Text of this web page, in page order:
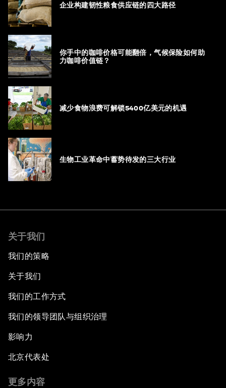
企业构建韧性粮食供应链的四大路径
你手中的咖啡价格可能翻倍，气候保险如何助
力咖啡价值链？
减少食物浪费可解锁5400亿美元的机遇
生物工业革命中蓄势待发的三大行业
关于我们
我们的策略
关于我们
我们的工作方式
我们的领导团队与组织治理
影响力
北京代表处
更多内容